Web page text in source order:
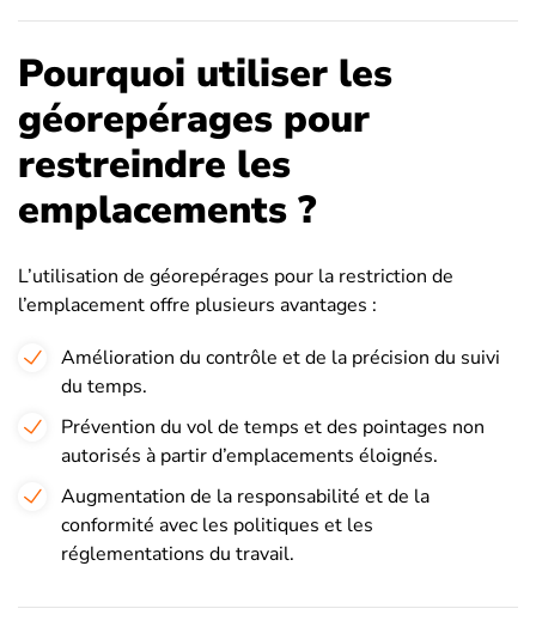
Pourquoi utiliser les
géorepérages pour
restreindre les
emplacements ?
L’utilisation de géorepérages pour la restriction de
l’emplacement offre plusieurs avantages :
Amélioration du contrôle et de la précision du suivi
du temps.
Prévention du vol de temps et des pointages non
autorisés à partir d’emplacements éloignés.
Augmentation de la responsabilité et de la
conformité avec les politiques et les
réglementations du travail.